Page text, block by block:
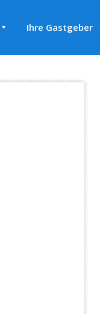
Ihre Gastgeber